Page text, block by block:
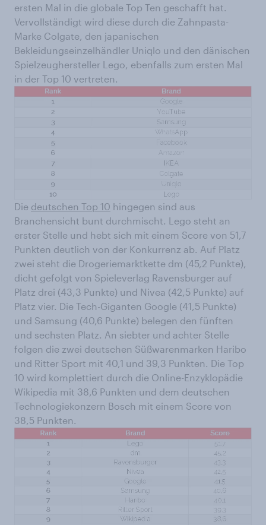
ersten Mal in die globale Top Ten geschafft hat.
Vervollständigt wird diese durch die Zahnpasta-
Marke Colgate, den japanischen
Bekleidungseinzelhändler Uniqlo und den dänischen
Spielzeughersteller Lego, ebenfalls zum ersten Mal
in der Top 10 vertreten.
Die deutschen Top 10 hingegen sind aus
Branchensicht bunt durchmischt. Lego steht an
erster Stelle und hebt sich mit einem Score von 51,7
Punkten deutlich von der Konkurrenz ab. Auf Platz
zwei steht die Drogeriemarktkette dm (45,2 Punkte),
dicht gefolgt von Spieleverlag Ravensburger auf
Platz drei (43,3 Punkte) und Nivea (42,5 Punkte) auf
Platz vier. Die Tech-Giganten Google (41,5 Punkte)
und Samsung (40,6 Punkte) belegen den fünften
und sechsten Platz. An siebter und achter Stelle
folgen die zwei deutschen Süßwarenmarken Haribo
und Ritter Sport mit 40,1 und 39,3 Punkten. Die Top
10 wird komplettiert durch die Online-Enzyklopädie
Wikipedia mit 38,6 Punkten und dem deutschen
Technologiekonzern Bosch mit einem Score von
38,5 Punkten.